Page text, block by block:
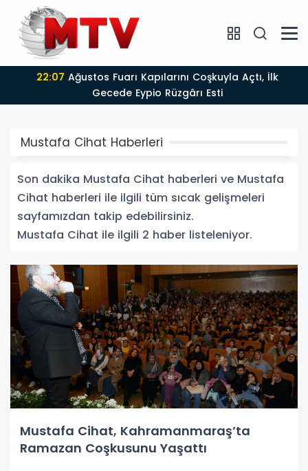
22:07Ağustos Fuarı Kapılarını Coşkuyla Açtı, İlk
Gecede Eypio Rüzgârı Esti
Mustafa Cihat Haberleri
Son dakika Mustafa Cihat haberleri ve Mustafa
Cihat haberleri ile ilgili tüm sıcak gelişmeleri
sayfamızdan takip edebilirsiniz.
Mustafa Cihat ile ilgili 2 haber listeleniyor.
Mustafa Cihat, Kahramanmaraş’ta
Ramazan Coşkusunu Yaşattı